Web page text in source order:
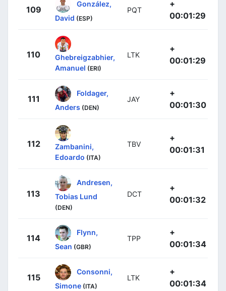
109
González,
David (ESP)
PQT
+
00:01:29
110
Ghebreigzabhier,
Amanuel (ERI)
LTK
+
00:01:29
111
Foldager,
Anders (DEN)
JAY
+
00:01:30
112
Zambanini,
Edoardo (ITA)
TBV
+
00:01:31
113
Andresen,
Tobias Lund
(DEN)
DCT
+
00:01:32
114
Flynn,
Sean (GBR)
TPP
+
00:01:34
115
Consonni,
Simone (ITA)
LTK
+
00:01:34